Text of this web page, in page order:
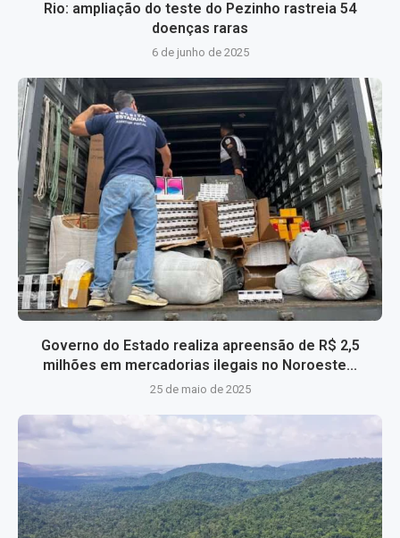
Rio: ampliação do teste do Pezinho rastreia 54
doenças raras
6 de junho de 2025
Governo do Estado realiza apreensão de R$ 2,5
milhões em mercadorias ilegais no Noroeste...
25 de maio de 2025